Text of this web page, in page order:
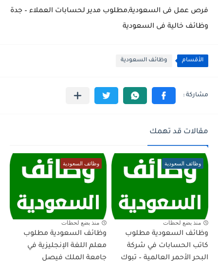
فرص عمل فى السعودية,مطلوب مدير لحسابات العملاء – جدة
وظائف خالية فى السعودية
الأقسام وظائف السعودية
مقالات قد تهمك
وظائف السعودية
منذ بضع لحظات
وظائف السعودية مطلوب
كاتب الحسابات في شركة
البحر الأحمر العالمية – تبوك
وظائف السعودية
منذ بضع لحظات
وظائف السعودية مطلوب
معلم اللغة الإنجليزية في
جامعة الملك فيصل